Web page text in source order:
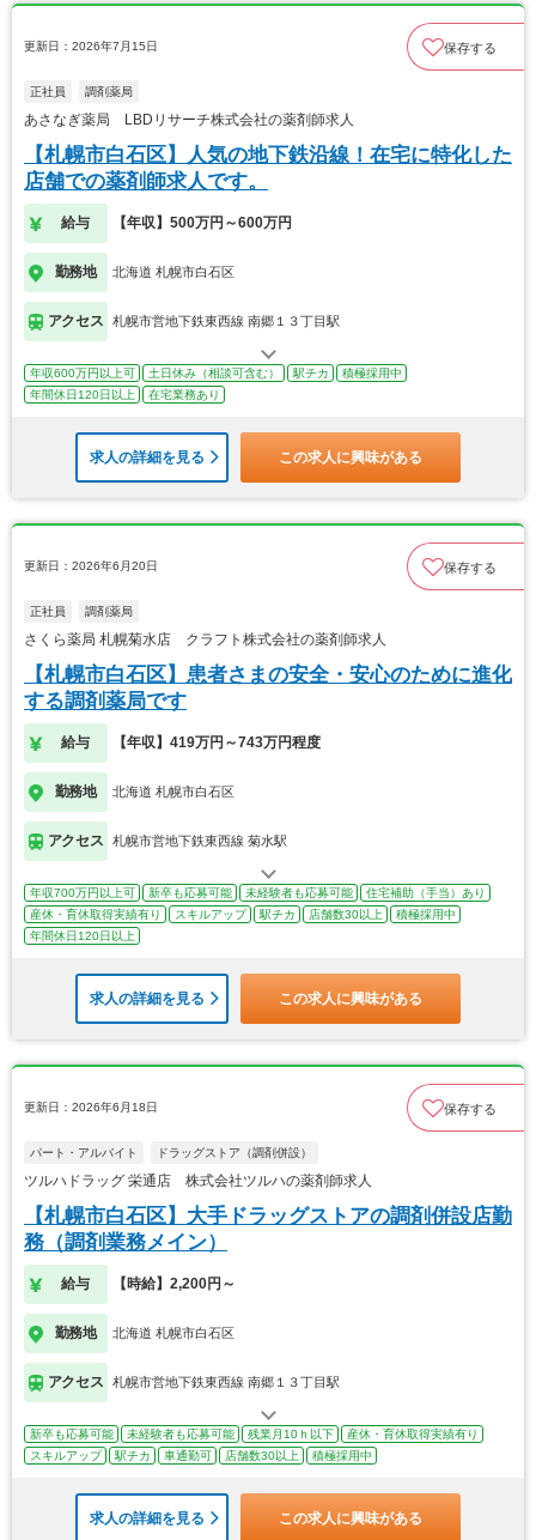
更新日：2026年7月15日 保存する
正社員 調剤薬局
あさなぎ薬局 LBDリサーチ株式会社の薬剤師求人
【札幌市白石区】人気の地下鉄沿線！在宅に特化した
店舗での薬剤師求人です。
給与 【年収】500万円～600万円
勤務地 北海道 札幌市白石区
アクセス 札幌市営地下鉄東西線 南郷１３丁目駅
年収600万円以上可 土日休み（相談可含む） 駅チカ
積極採用中
年間休日120日以上
在宅業務あり
求人の詳細を見る この求人に興味がある
更新日：2026年6月20日 保存する
正社員 調剤薬局
さくら薬局 札幌菊水店 クラフト株式会社の薬剤師求人
【札幌市白石区】患者さまの安全・安心のために進化
する調剤薬局です
給与 【年収】419万円～743万円程度
勤務地 北海道 札幌市白石区
アクセス 札幌市営地下鉄東西線 菊水駅
年収700万円以上可 新卒も応募可能 未経験者も応募可能
住宅補助（手当）あり
産休・育休取得実績有り
スキルアップ 駅チカ 店舗数30以上
積極採用中
年間休日120日以上
求人の詳細を見る この求人に興味がある
更新日：2026年6月18日 保存する
パート・アルバイト ドラッグストア（調剤併設）
ツルハドラッグ 栄通店 株式会社ツルハの薬剤師求人
【札幌市白石区】大手ドラッグストアの調剤併設店勤
務（調剤業務メイン）
給与 【時給】2,200円～
勤務地 北海道 札幌市白石区
アクセス 札幌市営地下鉄東西線 南郷１３丁目駅
新卒も応募可能 未経験者も応募可能 残業月10ｈ以下
産休・育休取得実績有り
スキルアップ
駅チカ 車通勤可 店舗数30以上 積極採用中
求人の詳細を見る この求人に興味がある